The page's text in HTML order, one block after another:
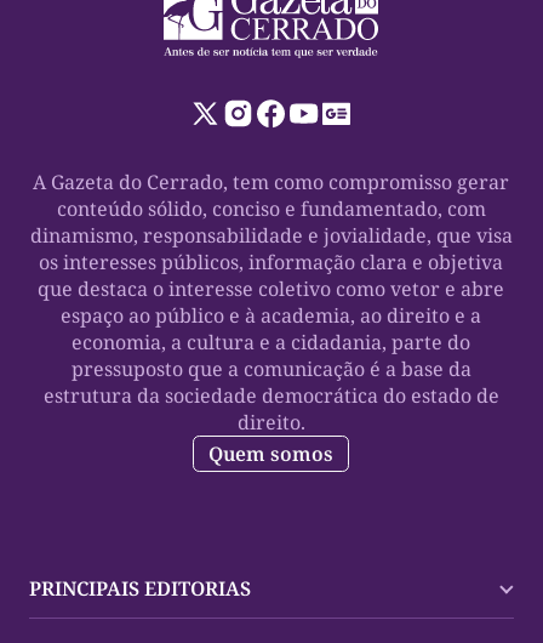
A Gazeta do Cerrado, tem como compromisso gerar
conteúdo sólido, conciso e fundamentado, com
dinamismo, responsabilidade e jovialidade, que visa
os interesses públicos, informação clara e objetiva
que destaca o interesse coletivo como vetor e abre
espaço ao público e à academia, ao direito e a
economia, a cultura e a cidadania, parte do
pressuposto que a comunicação é a base da
estrutura da sociedade democrática do estado de
direito.
Quem somos
PRINCIPAIS EDITORIAS